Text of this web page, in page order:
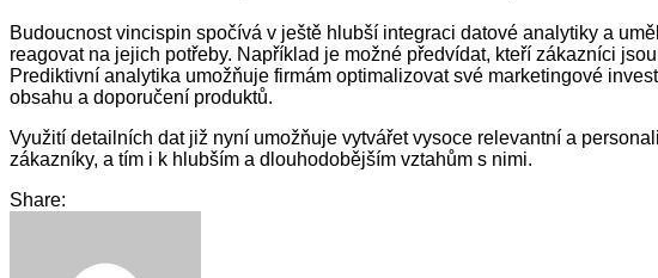
Budoucnost vincispin spočívá v ještě hlubší integraci datové analytiky a
reagovat na jejich potřeby. Například je možné předvídat, kteří zákazníci
Prediktivní analytika umožňuje firmám optimalizovat své marketingové
obsahu a doporučení produktů.
Využití detailních dat již nyní umožňuje vytvářet vysoce relevantní a
zákazníky, a tím i k hlubším a dlouhodobějším vztahům s nimi.
Share: